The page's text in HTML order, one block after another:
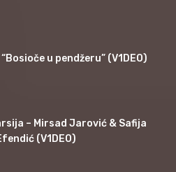
u pendžeru” (V1DEO)
– Mirsad Jarović & Safija
(V1DEO)